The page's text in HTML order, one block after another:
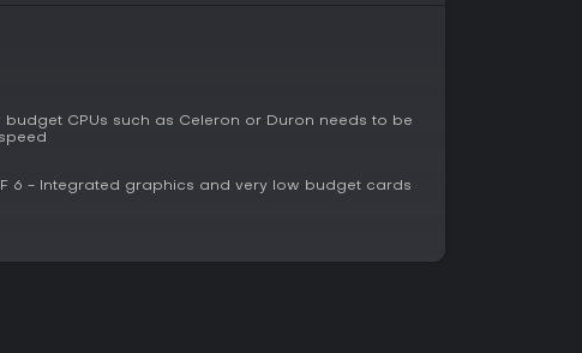
sowie echten Schrecken. Dank Community-Mods
hilfloses Überleben mag, findet hier eine klare
das Tempo zu bedächtig empfinden.
budget CPUs such as Celeron or Duron needs to be
6 - Integrated graphics and very low budget cards